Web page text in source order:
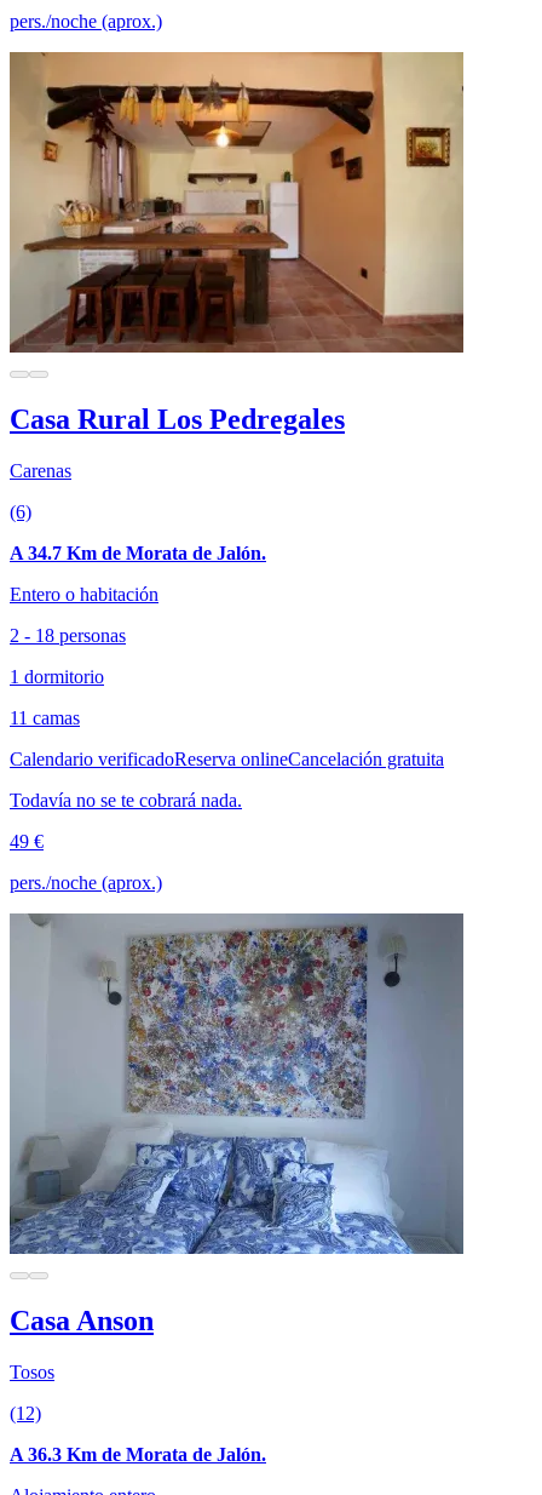
pers./noche (aprox.)
Casa Rural Los Pedregales
Carenas
(6)
A 34.7 Km de Morata de Jalón.
Entero o habitación
2 - 18 personas
1 dormitorio
11 camas
Calendario verificadoReserva onlineCancelación gratuita
Todavía no se te cobrará nada.
49 €
pers./noche (aprox.)
Casa Anson
Tosos
(12)
A 36.3 Km de Morata de Jalón.